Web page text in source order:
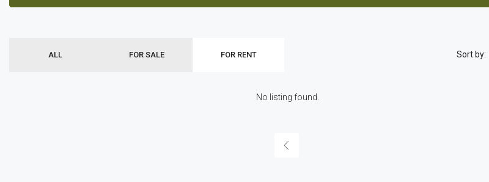
ALL FOR SALE FOR RENT Sort by:
No listing found.